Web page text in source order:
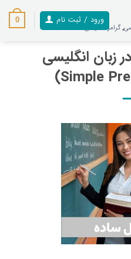
ورود / ثبت نام 0
,گرامر انگلیسی
زبان انگلیسی